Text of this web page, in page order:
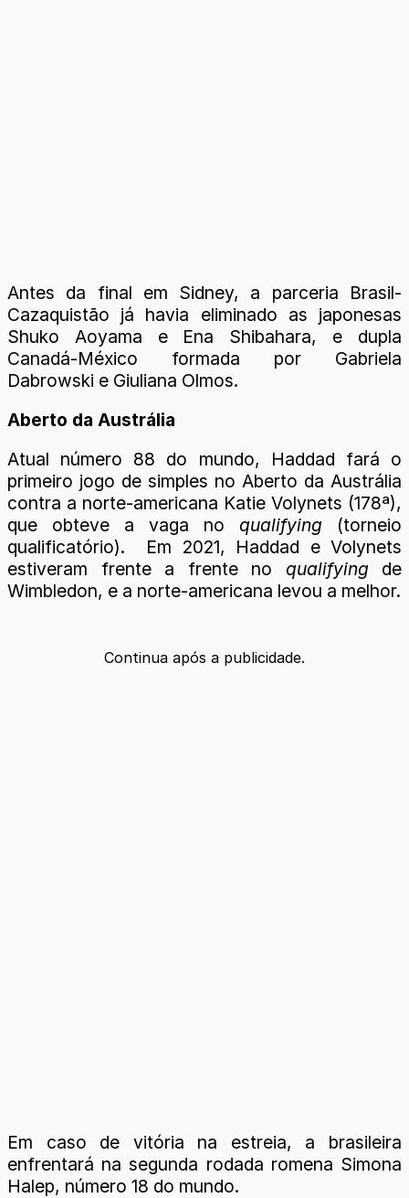
Antes da final em Sidney, a parceria Brasil-
Cazaquistão já havia eliminado as japonesas
Shuko Aoyama e Ena Shibahara, e dupla
Canadá-México formada por Gabriela
Dabrowski e Giuliana Olmos.
Aberto da Austrália
Atual número 88 do mundo, Haddad fará o
primeiro jogo de simples no Aberto da Austrália
contra a norte-americana Katie Volynets (178ª),
que obteve a vaga no qualifying (torneio
qualificatório). Em 2021, Haddad e Volynets
estiveram frente a frente no qualifying de
Wimbledon, e a norte-americana levou a melhor.
Continua após a publicidade.
Em caso de vitória na estreia, a brasileira
enfrentará na segunda rodada romena Simona
Halep, número 18 do mundo.